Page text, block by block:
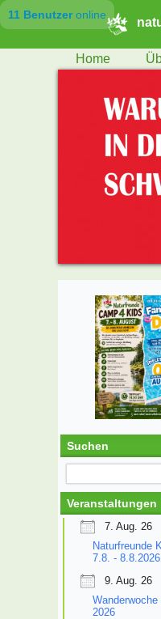
11 Benutzeronline
Home
Suchen
Veranstaltungen
7. Aug. 26
Naturfreunde
7.8. - 8.8.2026
9. Aug. 26
Wanderwoche
2026